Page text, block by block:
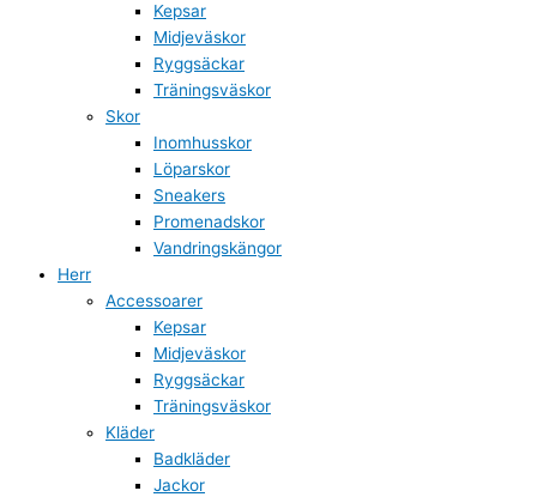
Kepsar
Midjeväskor
Ryggsäckar
Träningsväskor
Skor
Inomhusskor
Löparskor
Sneakers
Promenadskor
Vandringskängor
Herr
Accessoarer
Kepsar
Midjeväskor
Ryggsäckar
Träningsväskor
Kläder
Badkläder
Jackor